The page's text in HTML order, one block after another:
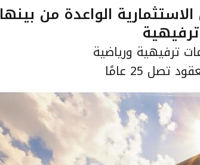
الواعدة من بينها
ترفيهية ورياضية
25 عامًا